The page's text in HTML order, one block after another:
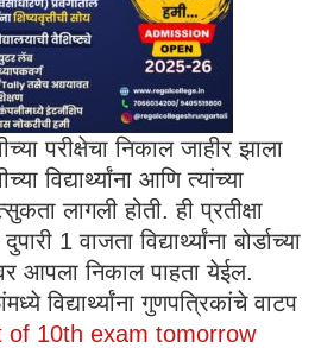
परीक्षेचा निकाल जाहीर झाला
विद्यार्थ्यांना आणि त्यांच्या
लागली होती. ही प्रतीक्षा
1 वाजता विद्यार्थ्यांना बोर्डाच्या
आपला निकाल पाहता येईल.
विद्यार्थ्यांना गुणपत्रिकांचे वाटप
of 10th exam tomorrow